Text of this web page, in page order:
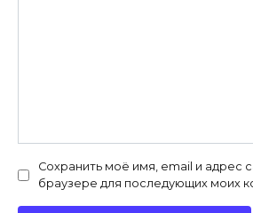
Сохранить моё имя, email и адрес
браузере для последующих моих